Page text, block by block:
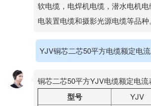
软电缆，电焊机电缆，潜水电机
电装置电缆和摄影光源电缆等品种。
YJV铜芯二芯50平方电缆额定电
铜芯二芯50平方YJV电缆额定电流
型号 YJV